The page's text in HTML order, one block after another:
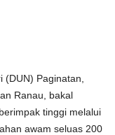
(DUN) Paginatan,
Ranau, bakal
tinggi melalui
awam seluas 200